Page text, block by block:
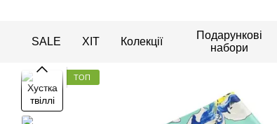
SALE ХІТ Колекції
Подарункові
набори
ТОП